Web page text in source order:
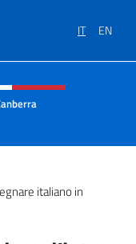
IT EN
e menù
italiano in